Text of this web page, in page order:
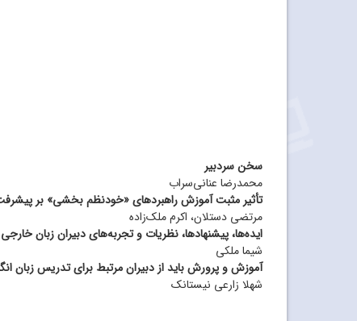
سخن سردبیر
محمدرضا عنانی‌سراب
تأثیر مثبت آموزش راهبردهای «خودنظم بخشی» بر
مرتضی دستلان، اکرم ملک‌زاده
ایده‌‌ها، پیشنهادها، نظریات و تجربه‌‌های دبیران زبان خارجی
شیما ملکی
آموزش و پرورش باید از دبیران مرتبط برای تدریس زبان
شهلا زارعی نیستانک